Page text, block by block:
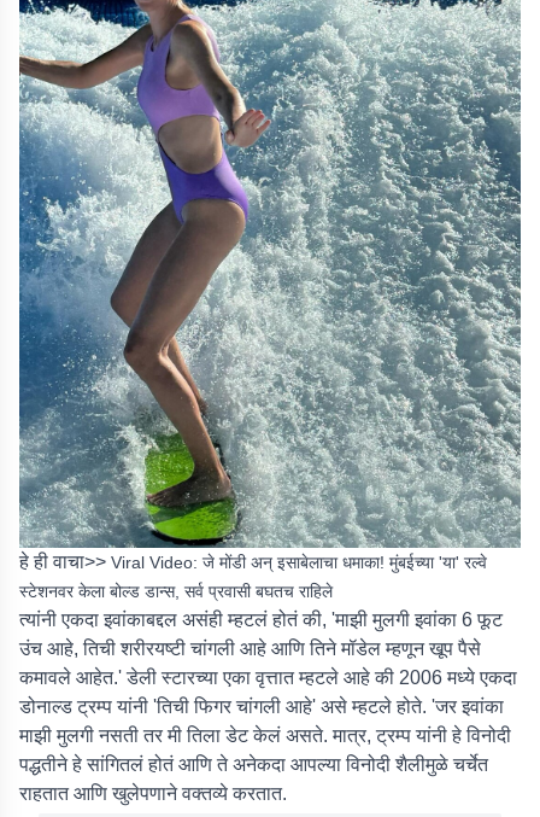
हे ही वाचा>> Viral Video: जे मोंडी अन् इसाबेलाचा धमाका! मुंबईच्या 'या' रल्वे
स्टेशनवर केला बोल्ड डान्स, सर्व प्रवासी बघतच राहिले
त्यांनी एकदा इवांकाबद्दल असंही म्हटलं होतं की, 'माझी मुलगी इवांका 6 फूट
उंच आहे, तिची शरीरयष्टी चांगली आहे आणि तिने मॉडेल म्हणून खूप पैसे
कमावले आहेत.' डेली स्टारच्या एका वृत्तात म्हटले आहे की 2006 मध्ये एकदा
डोनाल्ड ट्रम्प यांनी 'तिची फिगर चांगली आहे' असे म्हटले होते. 'जर इवांका
माझी मुलगी नसती तर मी तिला डेट केलं असते. मात्र, ट्रम्प यांनी हे विनोदी
पद्धतीने हे सांगितलं होतं आणि ते अनेकदा आपल्या विनोदी शैलीमुळे चर्चेत
राहतात आणि खुलेपणाने वक्तव्ये करतात.